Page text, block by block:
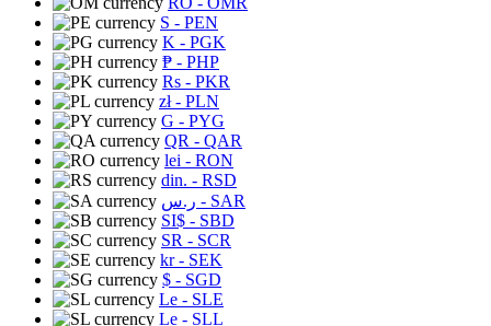
S - PEN
K - PGK
₱ - PHP
Rs - PKR
zł- PLN
G - PYG
QR - QAR
lei - RON
din. - RSD
ر.س - SAR
SI$ - SBD
SR - SCR
kr- SEK
$ - SGD
Le - SLE
Le - SLL